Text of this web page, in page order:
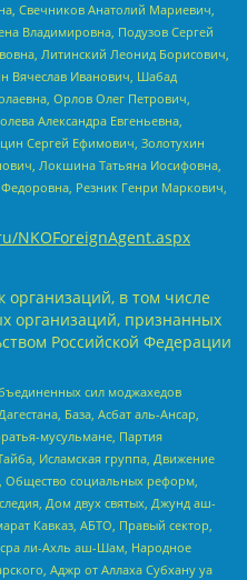
Свечников Анатолий Мариевич,
Владимировна, Подузов Сергей
Литинский Леонид Борисович,
Вячеслав Иванович, Шабад
Орлов Олег Петрович,
Александра Евгеньевна,
Сергей Ефимович, Золотухин
Локшина Татьяна Иосифовна,
Резник Генри Маркович,
NKOForeignAgent.aspx
в том числе
организаций, признанных
Российской Федерации
сил моджахедов
База, Асбат аль-Ансар,
мусульмане, Партия
Исламская группа, Движение
Общество социальных реформ,
Дом двух святых, Джунд аш-
Кавказ, АБТО, Правый сектор,
ли-Ахль аш-Шам, Народное
Аджр от Аллаха Субхану уа